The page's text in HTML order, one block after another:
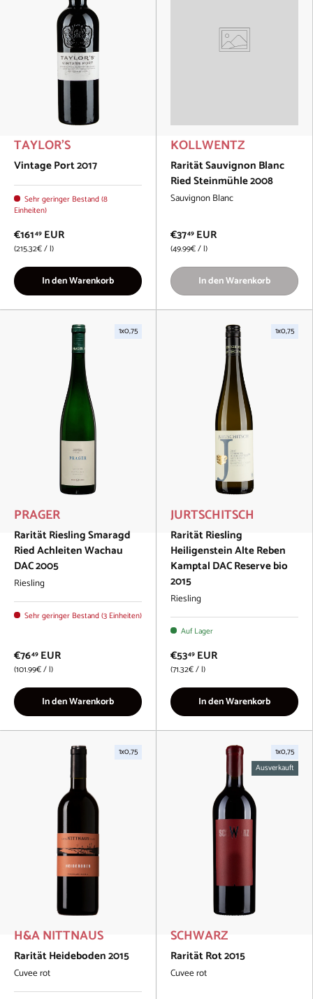
TAYLOR'S
Vintage Port 2017
Sehr geringer Bestand (8
Einheiten)
€16149 EUR
Grundpreis
215.32€/l
In den Warenkorb
KOLLWENTZ
Rarität Sauvignon Blanc
Ried Steinmühle 2008
Sauvignon Blanc
€3749 EUR
Grundpreis
49.99€/l
In den Warenkorb
1x0,75
PRAGER
Rarität Riesling Smaragd
Ried Achleiten Wachau
DAC 2005
Riesling
Sehr geringer Bestand (3 Einheiten)
€7649 EUR
Grundpreis
101.99€/l
In den Warenkorb
1x0,75
JURTSCHITSCH
Rarität Riesling
Heiligenstein Alte Reben
Kamptal DAC Reserve bio
2015
Riesling
Auf Lager
€5349 EUR
Grundpreis
71.32€/l
In den Warenkorb
1x0,75
H&A NITTNAUS
Rarität Heideboden 2015
Cuvee rot
1x0,75
Ausverkauft
SCHWARZ
Rarität Rot 2015
Cuvee rot